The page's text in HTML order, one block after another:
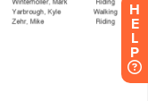
H
E
L
P